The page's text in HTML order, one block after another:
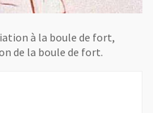
à la boule de fort,
de la boule de fort.